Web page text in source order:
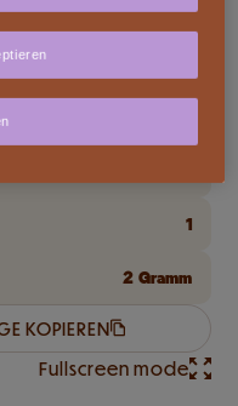
1
2 Gramm
KOPIEREN
Fullscreen mode